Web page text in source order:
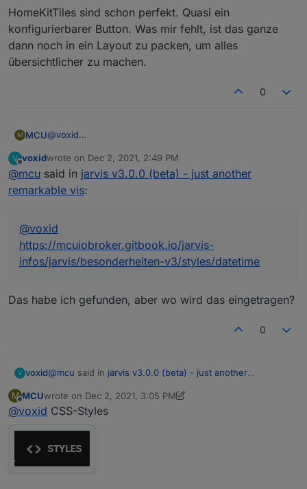
HTML/CSS technisch im Unterbau ist das ja einfach.
Alles in einen div, der dann relativ zu den anderen
positioniert wird.
HomeKitTiles sind schon perfekt. Quasi ein
konfigurierbarer Button. Was mir fehlt, ist das ganze
dann noch in ein Layout zu packen, um alles
übersichtlicher zu machen.
0
M MCU@voxid
infos/jarvis/besonderheiten-v3/styles/datetime
Und wie bekomme ich bei der KW den Punkt weg
und KW davor.
Einen Feature Request erstellen.
V voxidwrote on Dec 2, 2021, 2:49 PM
last edited by
@mcu said in jarvis v3.0.0 (beta) - just another
remarkable vis:
@voxid
https://mcuiobroker.gitbook.io/jarvis-
infos/jarvis/besonderheiten-v3/styles/datetime
Das habe ich gefunden, aber wo wird das eingetragen?
0
V voxid@mcu said in jarvis v3.0.0 (beta) - just another
@voxid
Das habe ich gefunden, aber wo wird das eingetragen?
M
Offline
MCUwrote on Dec 2, 2021, 3:05 PM
last edited by MCUDec 2, 2021, 4:06 PM
@voxid CSS-Styles